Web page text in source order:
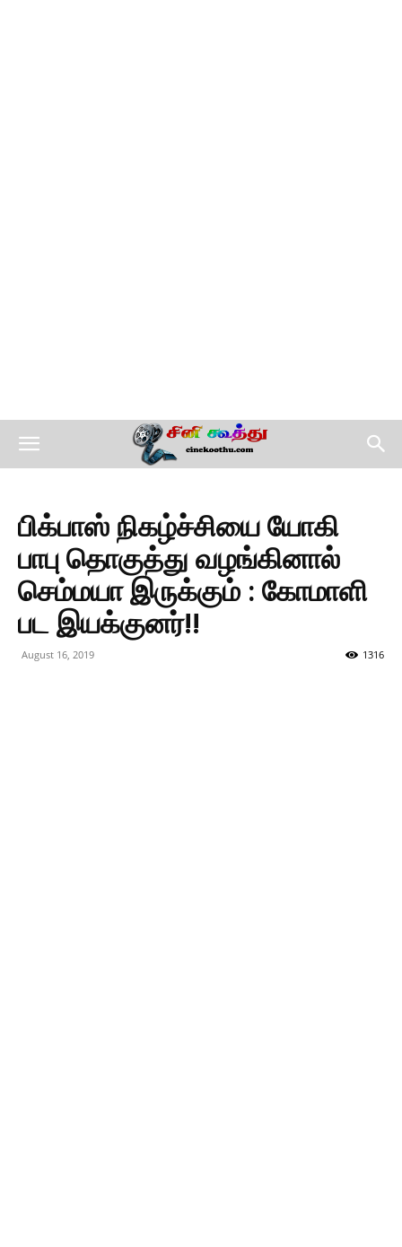
பிக்பாஸ் நிகழ்ச்சியை யோகி
பாபு தொகுத்து வழங்கினால்
செம்மயா இருக்கும் : கோமாளி
பட இயக்குனர்!!
August 16, 2019 1316